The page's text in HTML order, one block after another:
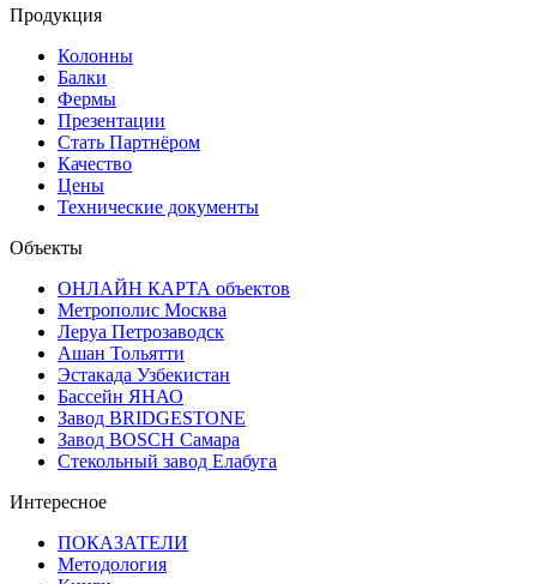
Продукция
Колонны
Балки
Фермы
Презентации
Стать Партнёром
Качество
Цены
Технические документы
Объекты
ОНЛАЙН КАРТА объектов
Метрополис Москва
Леруа Петрозаводск
Ашан Тольятти
Эстакада Узбекистан
Бассейн ЯНАО
Завод BRIDGESTONE
Завод BOSCH Самара
Стекольный завод Елабуга
Интересное
ПОКАЗАТЕЛИ
Методология